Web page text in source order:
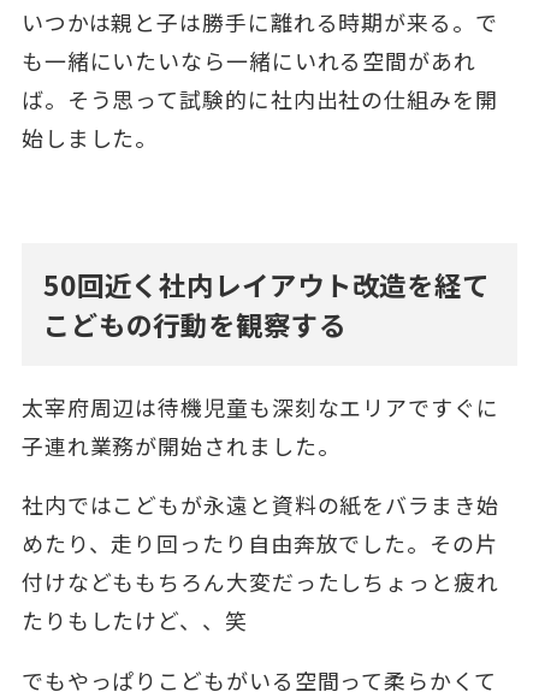
いつかは親と子は勝手に離れる時期が来る。で
も一緒にいたいなら一緒にいれる空間があれ
ば。そう思って試験的に社内出社の仕組みを開
始しました。
50回近く社内レイアウト改造を経て
こどもの行動を観察する
太宰府周辺は待機児童も深刻なエリアですぐに
子連れ業務が開始されました。
社内ではこどもが永遠と資料の紙をバラまき始
めたり、走り回ったり自由奔放でした。その片
付けなどももちろん大変だったしちょっと疲れ
たりもしたけど、、笑
でもやっぱりこどもがいる空間って柔らかくて